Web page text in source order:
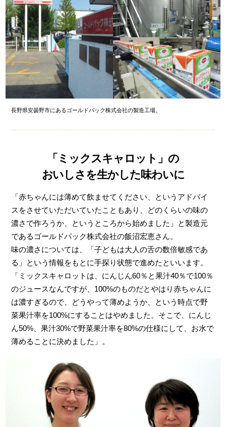
長野県安曇野市にあるゴールドパック株式会社の製造工場。
「ミックスキャロット」の
おいしさを生かした味わいに
「赤ちゃんには薄めて飲ませてください、というアドバイ
スをさせていただいていたこともあり、どのくらいの味の
濃さで作ろうか、というところから始めました」と製造元
であるゴールドパック株式会社の飯沼宏恵さん。
味の濃さについては、「子どもは大人の舌の数倍敏感であ
る」という情報をもとに手探り状態で進めたといいます。
「ミックスキャロットは、にんじん60％と果汁40％で100％
のジュースなんですが、100%のものだとやはり赤ちゃんに
は濃すぎるので、どうやって薄めようか、という時点で野
菜果汁率を100%にすることはやめました。そこで、にんじ
ん50%、果汁30%で野菜果汁率を80%の仕様にして、お水で
薄めることに決めました」。